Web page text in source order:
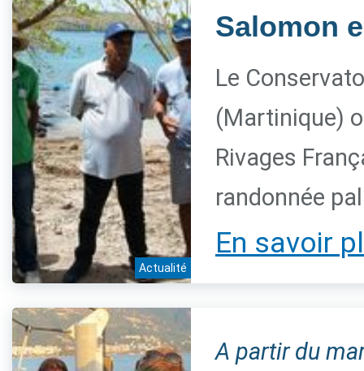
Actualité
Salomon
Le
(Martinique)
Rivages
randonnée
En savoir
A partir du